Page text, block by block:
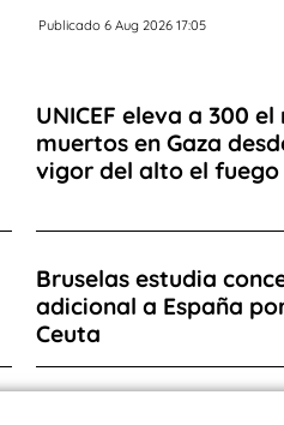
Publicado 6 Aug 2026 17:05
UNICEF eleva a 300
muertos en Gaza
vigor del alto el fuego
Bruselas estudia
adicional a España
Ceuta